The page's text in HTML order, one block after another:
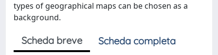
types of geographical maps can be chosen as a
background.
Scheda breve
Scheda completa